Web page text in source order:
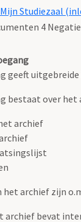
Mijn Studiezaal
4
geeft
bestaat over
archief
het archief zijn
archief bevat